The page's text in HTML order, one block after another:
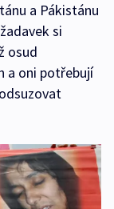
a Pákistánu
si
osud
a oni potřebují